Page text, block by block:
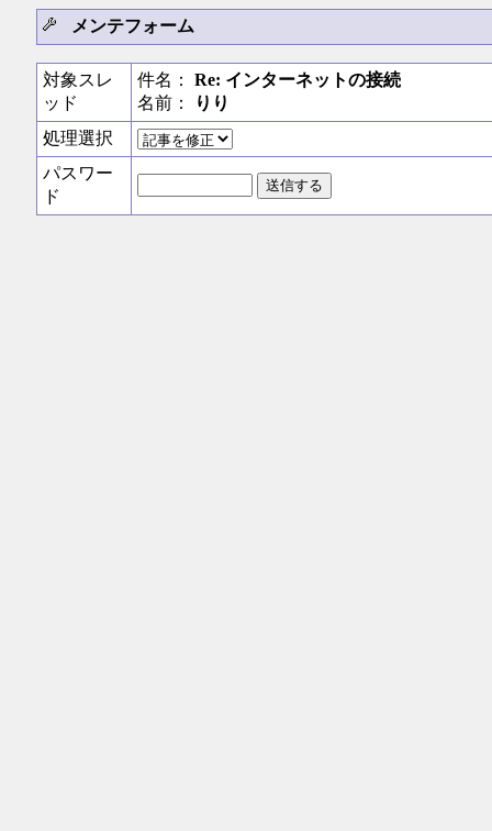
メンテフォーム
対象スレ
ッド
件名： Re: インターネットの接続
名前：
りり
処理選択
パスワー
ド